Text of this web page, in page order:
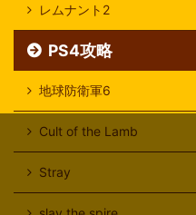
レムナント2
PS4攻略
地球防衛軍6
Cult of the Lamb
Stray